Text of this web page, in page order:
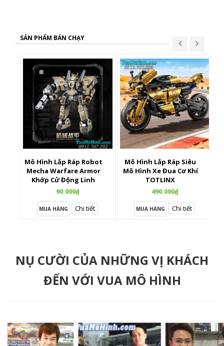
SẢN PHẨM BÁN CHẠY
Mô Hình Lắp Ráp Robot
Mecha Warfare Armor
Khớp Cử Động Linh
Hoạt
90.000₫
MUA HÀNG Chi tiết
Mô Hình Lắp Ráp Siêu
Mô Hình Xe Đua Cơ Khí
TOTLINX
490.000₫
MUA HÀNG Chi tiết
NỤ CƯỜI CỦA NHỮNG VỊ KHÁCH
ĐẾN VỚI VUA MÔ HÌNH